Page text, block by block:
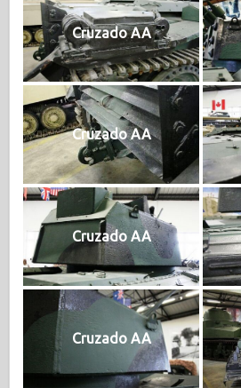
Cruzado AA
Cruzado AA
Cruzado AA
Cruzado AA